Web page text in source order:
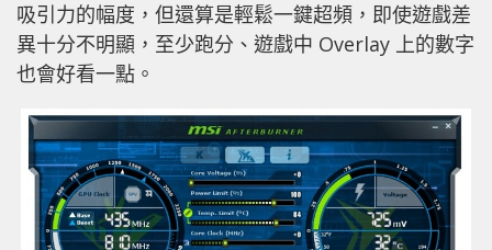
吸引力的幅度，但還算是輕鬆一鍵超頻，即使遊戲差
異十分不明顯，至少跑分、遊戲中 Overlay 上的數字
也會好看一點。